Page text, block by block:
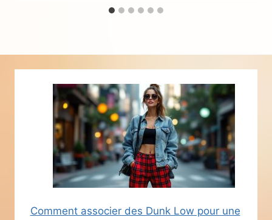
Comment associer des Dunk Low pour une